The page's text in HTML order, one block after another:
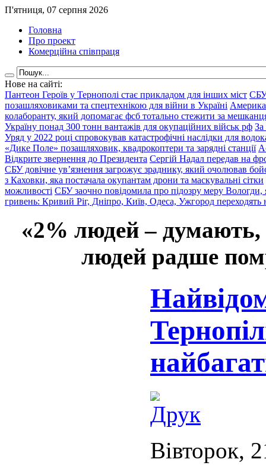
П'ятниця, 07 серпня 2026
Головна
Про проект
Комерційна співпраця
Нове на сайті:
Пантеон Героїв у Тернополі стає прикладом для інших міст СБУ
позашляховиками та спецтехнікою для війни в Україні
колаборанту, який допомагає фсб тотально стежити за
Україну понад 300 тонн вантажів для окупаційних військ рф За
Уряд у 2022 році спровокував катастрофічні наслідки для
«Дике Поле» позашляховик, квадрокоптери та зарядні станції
Відкрите звернення до Президента Сергій Надал передав на
СБУ довічне ув’язнення загрожує зраднику, який очолював
з Каховки, яка постачала окупантам дрони та маскувальні сітки
можливості СБУ заочно повідомила про підозру меру Вологди,
гривень: Кривий Ріг, Дніпро, Київ, Одеса, Ужгород переходять
«2% людей –
людей радше
Вівторок,